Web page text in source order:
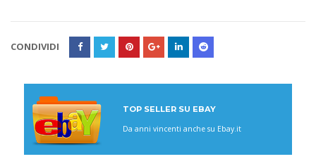
CONDIVIDI
TOP SELLER SU EBAY
Da anni vincenti anche su Ebay.it